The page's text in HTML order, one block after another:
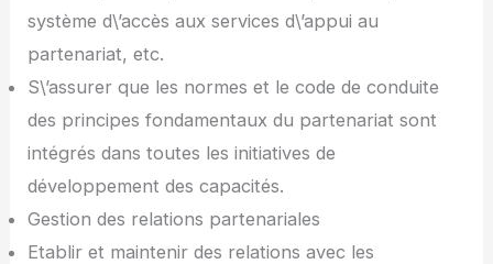
système d\’accès aux services d\’appui au
partenariat, etc.
S\’assurer que les normes et le code de conduite
des principes fondamentaux du partenariat sont
intégrés dans toutes les initiatives de
développement des capacités.
Gestion des relations partenariales
Etablir et maintenir des relations avec les